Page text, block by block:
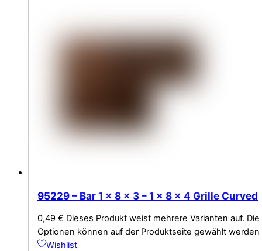
95229 – Bar 1 x 8 x 3 – 1 x 8 x 4 Grille Curved
0,49 € Dieses Produkt weist mehrere Varianten auf. Die
Optionen können auf der Produktseite gewählt werden
Wishlist